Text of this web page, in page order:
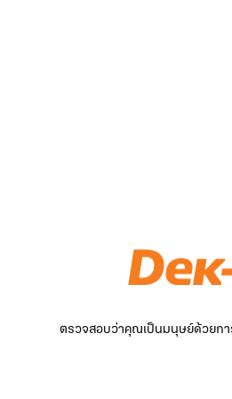
ตรวจสอบว่าคุณเป็นมนุษย์ด้วยกา